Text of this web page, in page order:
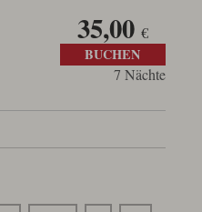
35,00 €
BUCHEN
7 Nächte